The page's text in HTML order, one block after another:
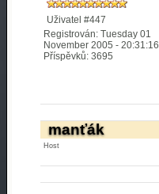
Uživatel #447
Registrován: Tuesday 01
November 2005 - 20:31:16
Příspěvků: 3695
manťák
Host